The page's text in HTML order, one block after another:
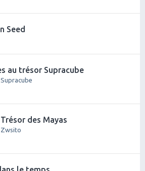
Seed
au trésor Supracube
Supracube
des Mayas
Zwsito